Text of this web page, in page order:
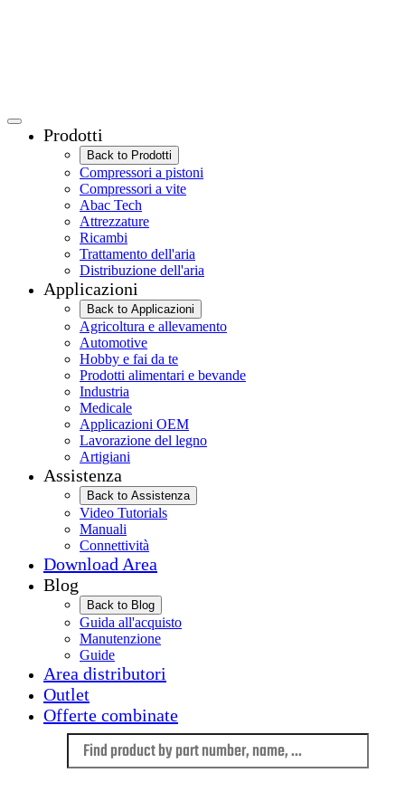
Prodotti
Back to Prodotti
Compressori a pistoni
Compressori a vite
Abac Tech
Attrezzature
Ricambi
Trattamento dell'aria
Distribuzione dell'aria
Applicazioni
Back to Applicazioni
Agricoltura e allevamento
Automotive
Hobby e fai da te
Prodotti alimentari e bevande
Industria
Medicale
Applicazioni OEM
Lavorazione del legno
Artigiani
Assistenza
Back to Assistenza
Video Tutorials
Manuali
Connettività
Download Area
Blog
Back to Blog
Guida all'acquisto
Manutenzione
Guide
Area distributori
Outlet
Offerte combinate